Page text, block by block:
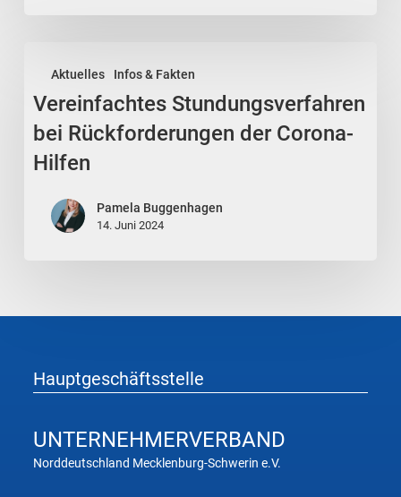
Aktuelles Infos & Fakten
Stundungsverfahren
bei
Rückforderungen
der
Hilfen
Vereinfachtes Stundungsverfahren
bei Rückforderungen der Corona-
Hilfen
Pamela Buggenhagen
14. Juni 2024
Hauptgeschäftsstelle
UNTERNEHMERVERBAND
Norddeutschland Mecklenburg-Schwerin e.V.